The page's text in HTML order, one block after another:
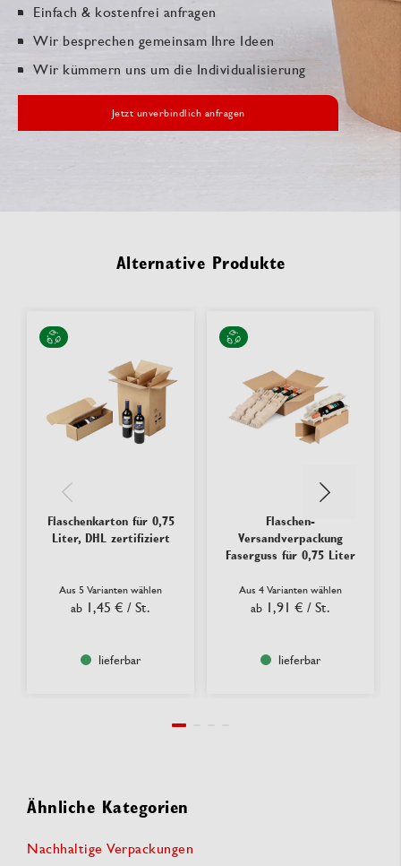
Einfach & kostenfrei anfragen
Wir besprechen gemeinsam Ihre Ideen
Wir kümmern uns um die Individualisierung
Jetzt unverbindlich anfragen
Alternative Produkte
Flaschenkarton für 0,75
Liter, DHL zertifiziert
Aus 5 Varianten wählen
ab 1,45 € / St.
lieferbar
Flaschen-
Versandverpackung
Faserguss für 0,75 Liter
Aus 4 Varianten wählen
ab 1,91 € / St.
lieferbar
Ähnliche Kategorien
Nachhaltige Verpackungen